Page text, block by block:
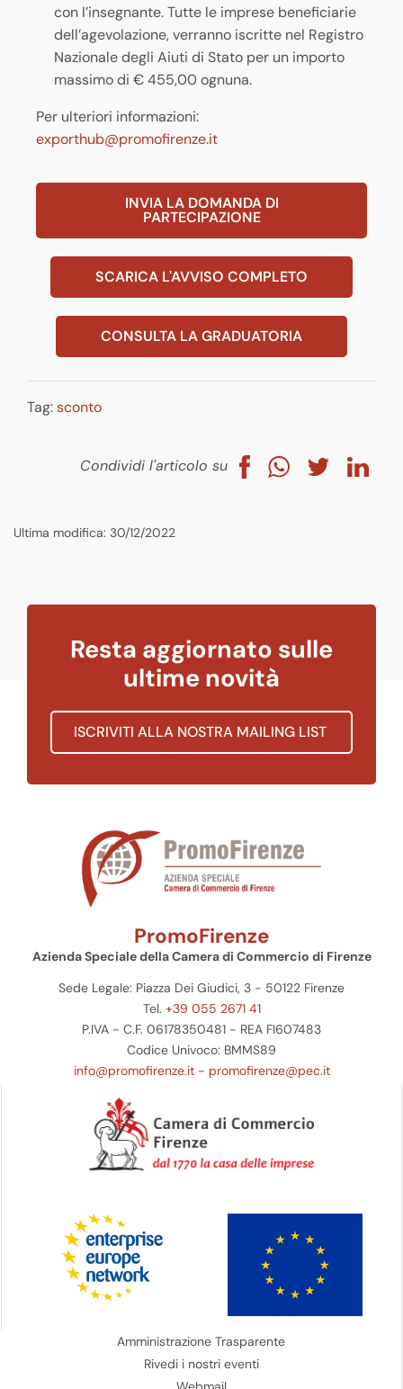
con l’insegnante. Tutte le imprese beneficiarie
dell’agevolazione, verranno iscritte nel Registro
Nazionale degli Aiuti di Stato per un importo
massimo di € 455,00 ognuna.
Per ulteriori informazioni:
exporthub@promofirenze.it
INVIA LA DOMANDA DI
PARTECIPAZIONE
SCARICA L'AVVISO COMPLETO
CONSULTA LA GRADUATORIA
Tag:sconto
Condividi l'articolo su
Ultima modifica: 30/12/2022
Resta aggiornato sulle
ultime novità
ISCRIVITI ALLA NOSTRA MAILING LIST
PromoFirenze
Azienda Speciale della Camera di Commercio di Firenze
Sede Legale: Piazza Dei Giudici, 3 - 50122 Firenze
Tel. +39 055 2671 41
P.IVA - C.F. 06178350481 - REA FI607483
Codice Univoco: BMMS89
info@promofirenze.it- promofirenze@pec.it
Amministrazione Trasparente
Rivedi i nostri eventi